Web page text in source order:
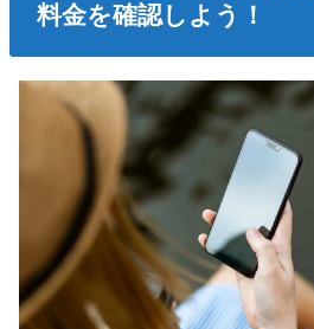
料金を確認しよう！